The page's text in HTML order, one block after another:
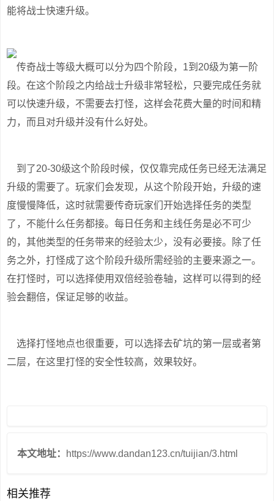
能将战士快速升级。
传奇战士等级大概可以分为四个阶段，1到20级为第一阶
段。在这个阶段之内给战士升级非常轻松，只要完成任务就
可以快速升级，不需要去打怪，这样会花费大量的时间和精
力，而且对升级并没有什么好处。
到了20-30级这个阶段时候，仅仅靠完成任务已经无法满足
升级的需要了。玩家们会发现，从这个阶段开始，升级的速
度慢慢降低，这时就需要传奇玩家们开始选择任务的类型
了，不能什么任务都接。每日任务和主线任务是必不可少
的，其他类型的任务带来的经验太少，没有必要接。除了任
务之外，打怪成了这个阶段升级所需经验的主要来源之一。
在打怪时，可以选择使用双倍经验卷轴，这样可以得到的经
验会翻倍，保证足够的收益。
选择打怪地点也很重要，可以选择去矿坑的第一层或者第
二层，在这里打怪的安全性较高，效果较好。
本文地址： https://www.dandan123.cn/tuijian/3.html
相关推荐